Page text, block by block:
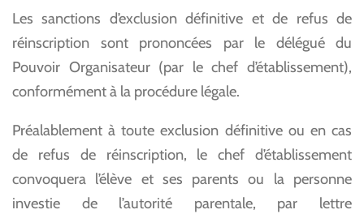
Les sanctions d’exclusion définitive et de refus de
réinscription sont prononcées par le délégué du
Pouvoir Organisateur (par le chef d’établissement),
conformément à la procédure légale.
Préalablement à toute exclusion définitive ou en cas
de refus de réinscription, le chef d’établissement
convoquera l’élève et ses parents ou la personne
investie de l’autorité parentale, par lettre